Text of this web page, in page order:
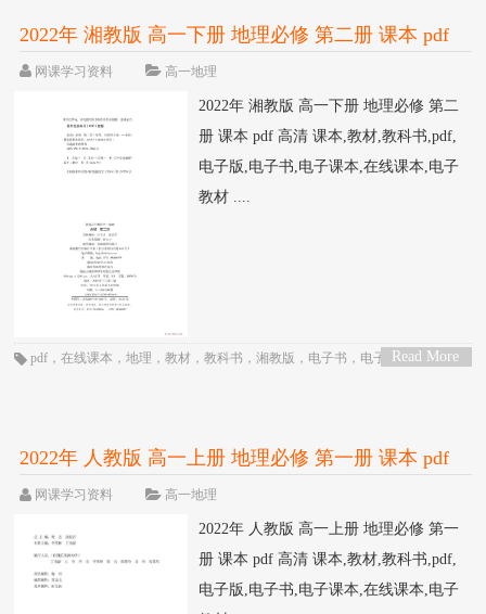
2022年 湘教版 高一下册 地理必修 第二册 课本 pdf
高清
网课学习资料 高一地理
2022年 湘教版 高一下册 地理必修 第二
册 课本 pdf 高清 课本,教材,教科书,pdf,
电子版,电子书,电子课本,在线课本,电子
教材 ....
Read More
pdf ，在线课本 ，地理 ，教材 ，教科书 ，湘教版 ， 电子书 ， 电子教材， 电子
2022年 人教版 高一上册 地理必修 第一册 课本 pdf
高清
网课学习资料 高一地理
2022年 人教版 高一上册 地理必修 第一
册 课本 pdf 高清 课本,教材,教科书,pdf,
电子版,电子书,电子课本,在线课本,电子